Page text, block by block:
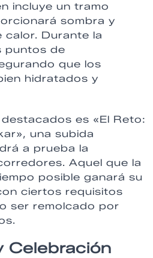
incluye un tramo
sombra y
Durante la
puntos de
que los
hidratados y
es «El Reto:
una subida
a prueba la
Aquel que la
posible ganará su
ciertos requisitos
ser remolcado por
Celebración